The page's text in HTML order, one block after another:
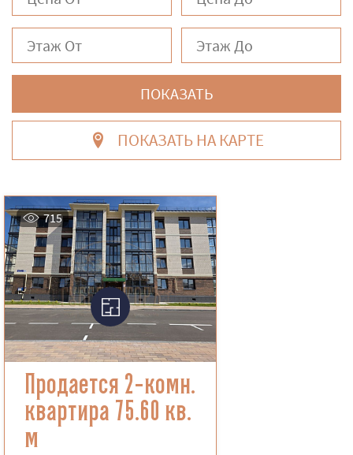
ПОКАЗАТЬ
ПОКАЗАТЬ НА КАРТЕ
715
Продается 2-комн.
квартира 75.60 кв.
м